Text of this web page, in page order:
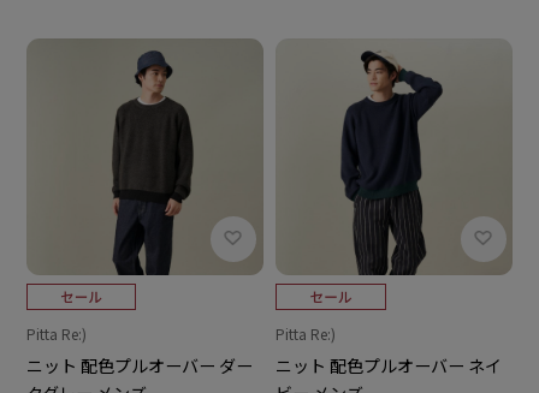
Pitta Re:)
ニット 配色プルオーバー ダー
Pitta Re:)
ニット 配色プルオーバー ネイ